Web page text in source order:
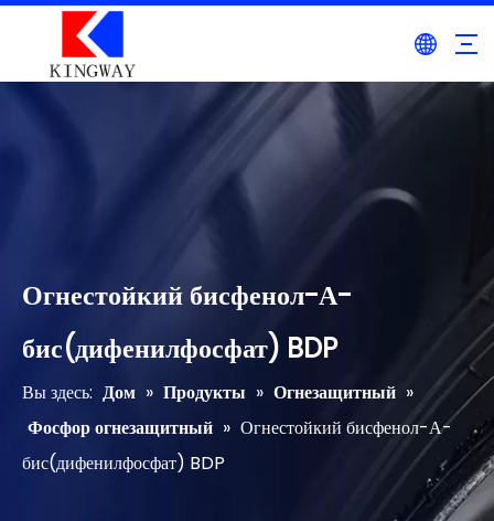
Огнестойкий бисфенол-А-
бис(дифенилфосфат) BDP
Вы здесь: Дом » Продукты » Огнезащитный »
Фосфор огнезащитный » Огнестойкий бисфенол-А-
бис(дифенилфосфат) BDP